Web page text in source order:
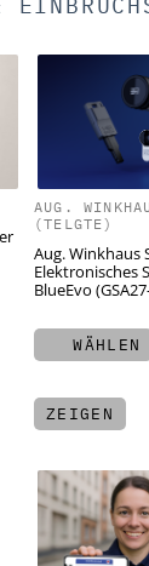
AUG.
(TELGTE)
Aug. Winkhaus
Elektronisches
BlueEvo
WÄHLEN
ZEIGEN